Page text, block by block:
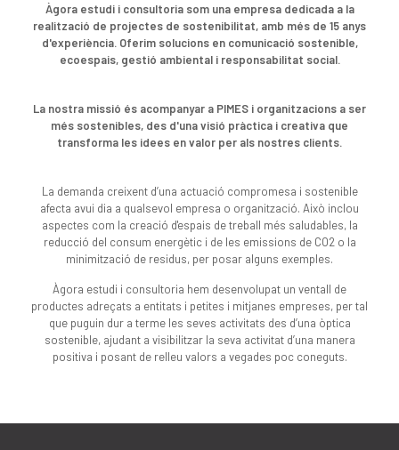
Àgora estudi i consultoria som una empresa dedicada a la
realització de projectes de sostenibilitat, amb més de 15 anys
d'experiència. Oferim solucions en comunicació sostenible,
ecoespais, gestió ambiental i responsabilitat social.
La nostra missió és acompanyar a PIMES i organitzacions a ser
més sostenibles, des d'una visió pràctica i creativa que
transforma les idees en valor per als nostres clients.
La demanda creixent d’una actuació compromesa i sostenible
afecta avui dia a qualsevol empresa o organització. Això inclou
aspectes com la creació d'espais de treball més saludables, la
reducció del consum energètic i de les emissions de CO2 o la
minimització de residus, per posar alguns exemples.
Àgora estudi i consultoria hem desenvolupat un ventall de
productes adreçats a entitats i petites i mitjanes empreses, per tal
que puguin dur a terme les seves activitats des d’una òptica
sostenible, ajudant a visibilitzar la seva activitat d’una manera
positiva i posant de relleu valors a vegades poc coneguts.